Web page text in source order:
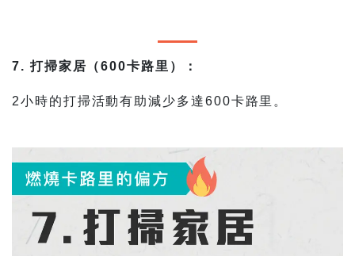
7. 打掃家居（600卡路里）：
2小時的打掃活動有助減少多達600卡路里。